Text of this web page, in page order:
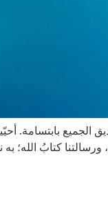
الجميع
ورسالتنا كتابُ الله؛